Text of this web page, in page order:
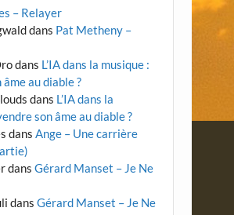
– Relayer
dans Pat Metheny –
dans L’IA dans la musique :
au diable ?
dans L’IA dans la
son âme au diable ?
dansAnge – Une carrière
dansGérard Manset – Je Ne
dansGérard Manset – Je Ne